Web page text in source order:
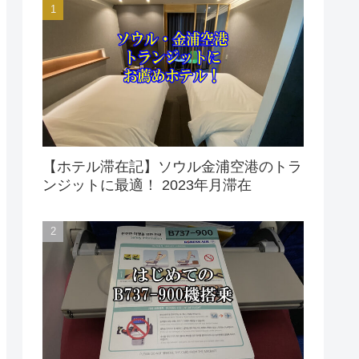
【ホテル滞在記】ソウル金浦空港のトラ
ンジットに最適！ 2023年月滞在